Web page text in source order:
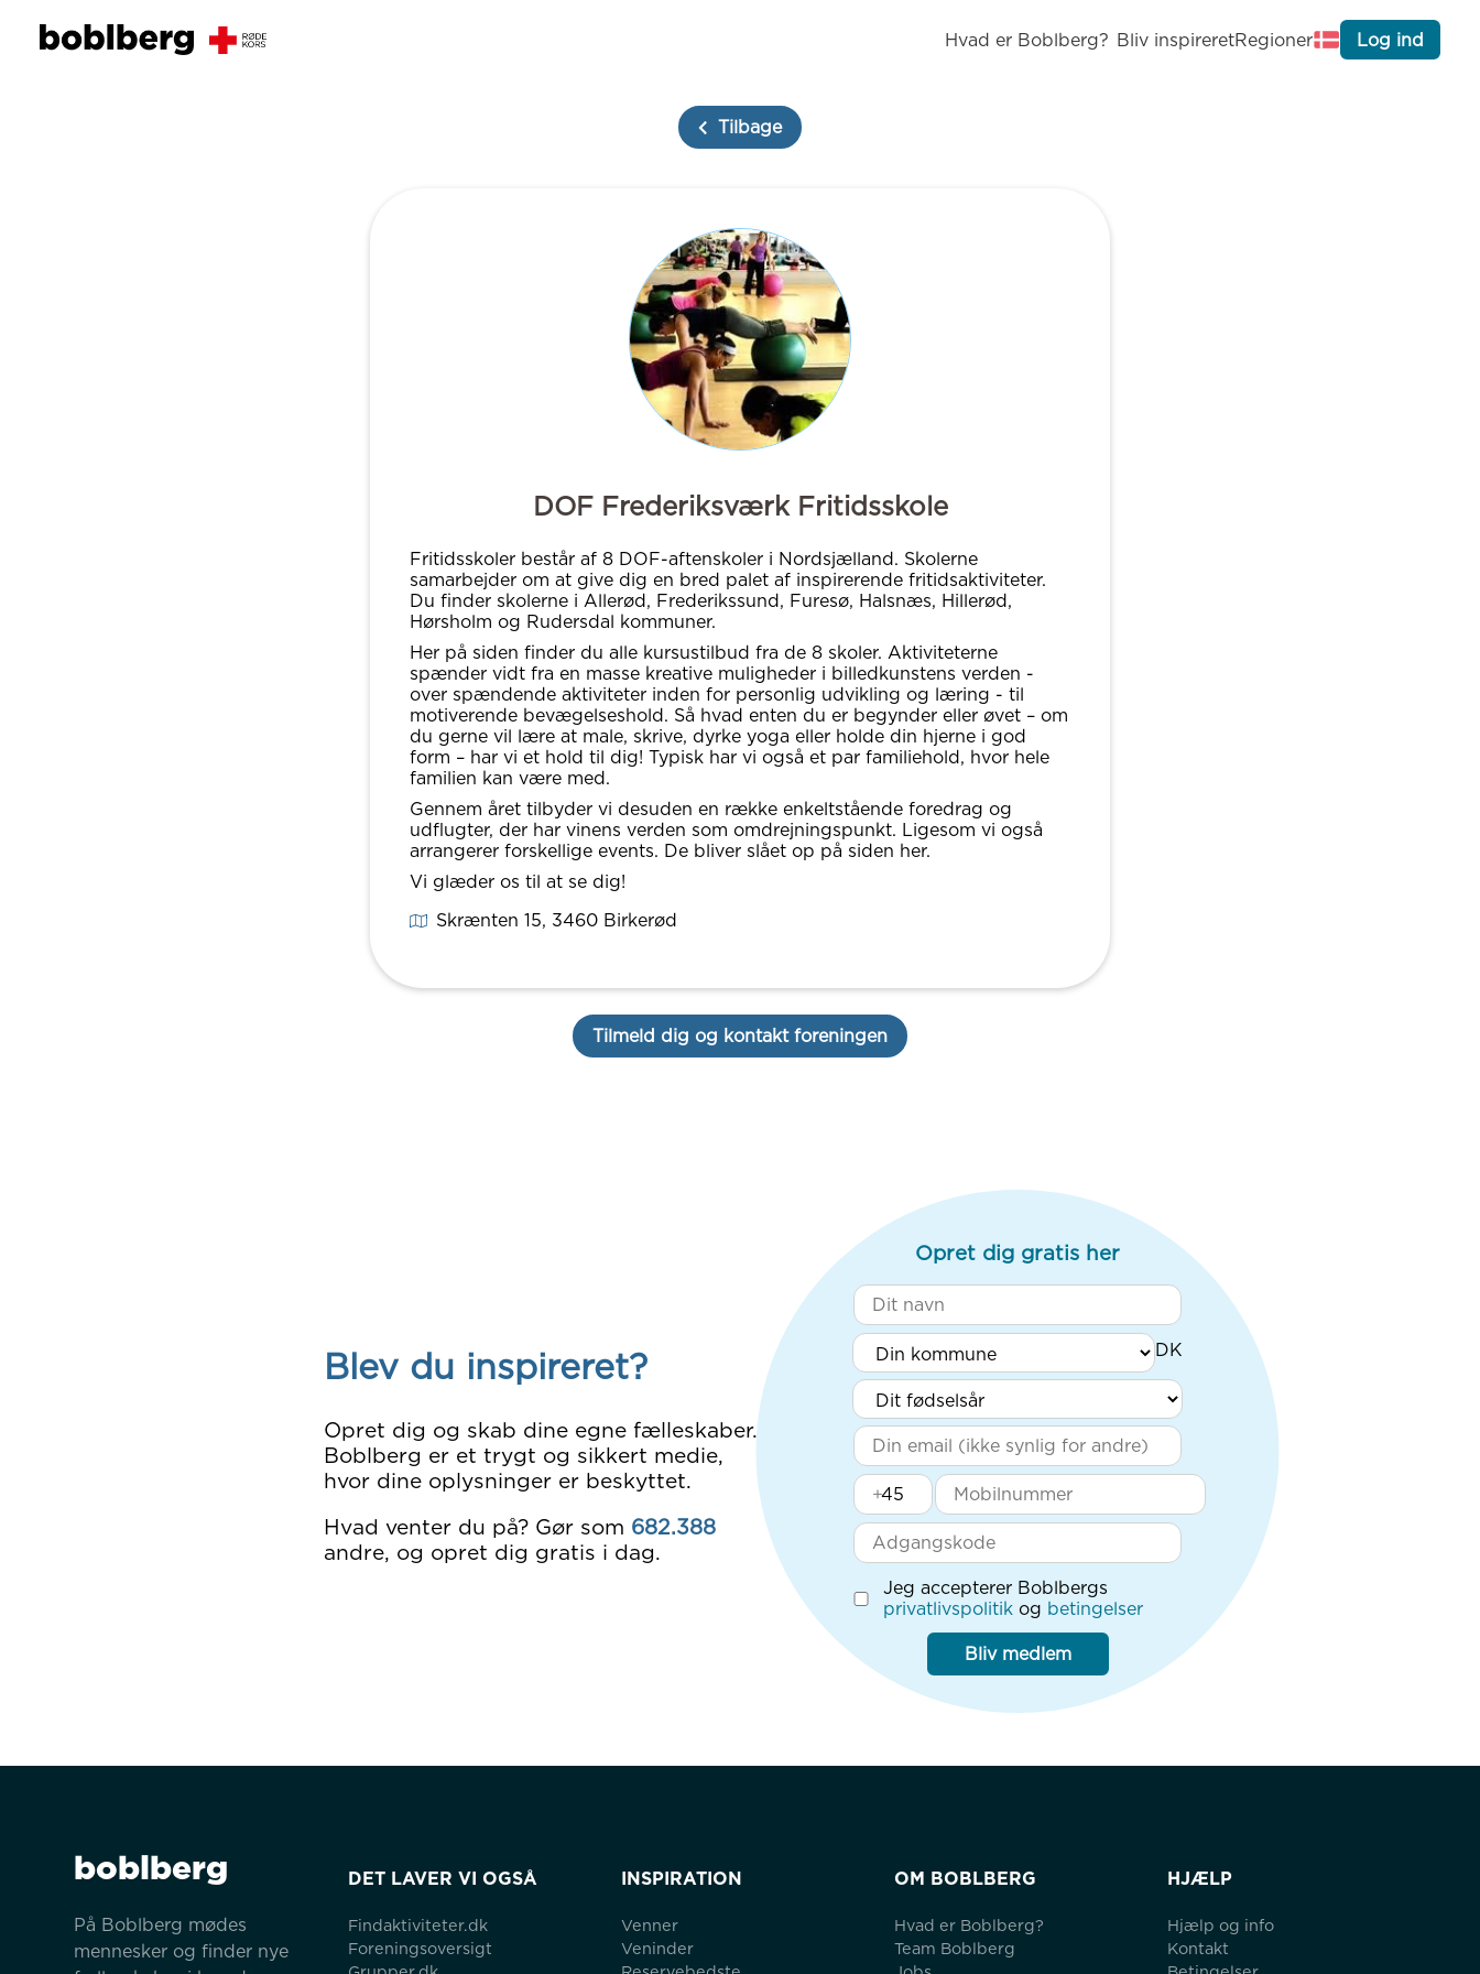
Hvad er Boblberg? Bliv inspireretRegioner Log ind
Tilbage
DOF Frederiksværk Fritidsskole
Fritidsskoler består af 8 DOF-aftenskoler i Nordsjælland. Skolerne
samarbejder om at give dig en bred palet af inspirerende fritidsaktiviteter.
Du finder skolerne i Allerød, Frederikssund, Furesø, Halsnæs, Hillerød,
Hørsholm og Rudersdal kommuner.
Her på siden finder du alle kursustilbud fra de 8 skoler. Aktiviteterne
spænder vidt fra en masse kreative muligheder i billedkunstens verden -
over spændende aktiviteter inden for personlig udvikling og læring - til
motiverende bevægelseshold. Så hvad enten du er begynder eller øvet – om
du gerne vil lære at male, skrive, dyrke yoga eller holde din hjerne i god
form – har vi et hold til dig! Typisk har vi også et par familiehold, hvor hele
familien kan være med.
Gennem året tilbyder vi desuden en række enkeltstående foredrag og
udflugter, der har vinens verden som omdrejningspunkt. Ligesom vi også
arrangerer forskellige events. De bliver slået op på siden her.
Vi glæder os til at se dig!
Skrænten 15, 3460Birkerød
Tilmeld dig og kontakt foreningen
Blev du inspireret?
Opret dig og skab dine egne fælleskaber.
Boblberg er et trygt og sikkert medie,
hvor dine oplysninger er beskyttet.
Hvad venter du på? Gør som 682.388
andre, og opret dig gratis i dag.
Opret dig gratis her
+
Jeg accepterer Boblbergs
privatlivspolitik og betingelser
Bliv medlem
boblberg
På Boblberg mødes
mennesker og finder nye
DET LAVER VI OGSÅ
Findaktiviteter.dk
Foreningsoversigt
INSPIRATION
Venner
Veninder
OM BOBLBERG
Hvad er Boblberg?
Team Boblberg
HJÆLP
Hjælp og info
Kontakt